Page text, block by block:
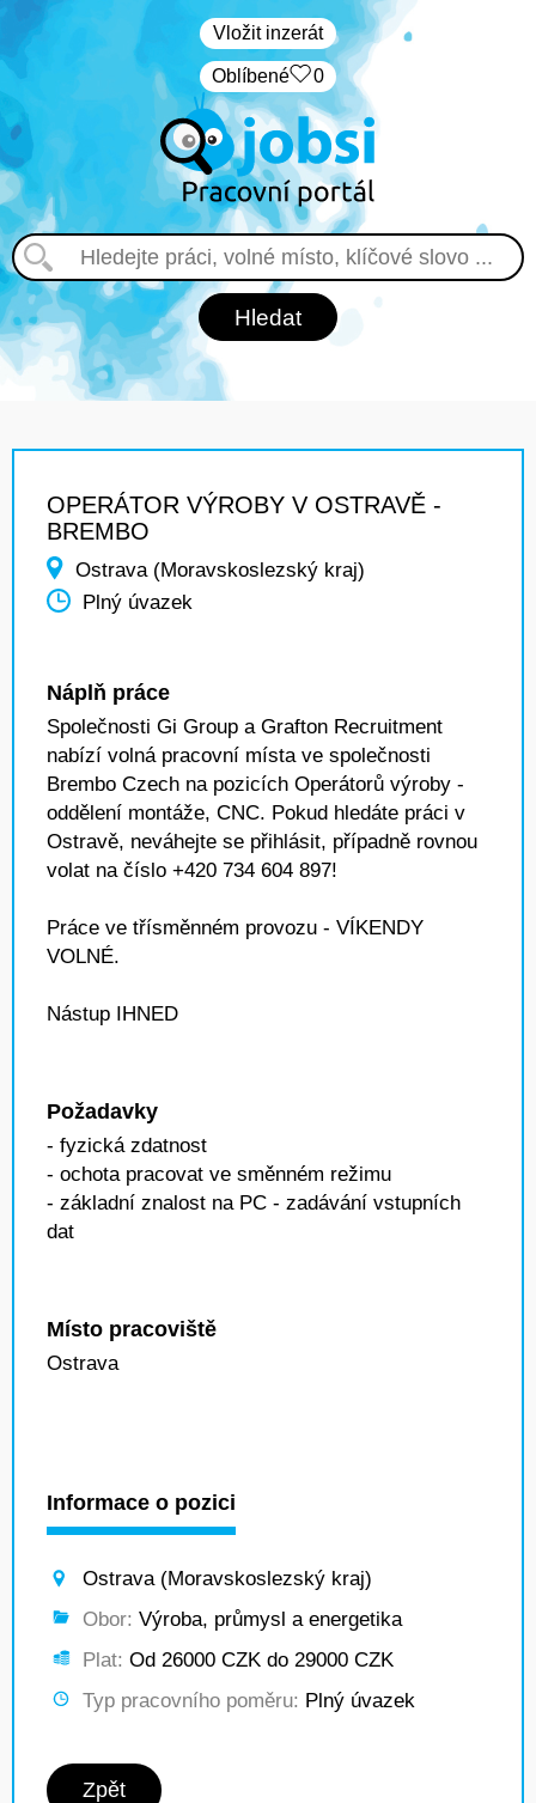
Vložit inzerát
Oblíbené 0
OPERÁTOR VÝROBY V OSTRAVĚ -
BREMBO
Ostrava (Moravskoslezský kraj)
Plný úvazek
Náplň práce
Společnosti Gi Group a Grafton Recruitment
nabízí volná pracovní místa ve společnosti
Brembo Czech na pozicích Operátorů výroby -
oddělení montáže, CNC. Pokud hledáte práci v
Ostravě, neváhejte se přihlásit, případně rovnou
volat na číslo +420 734 604 897!
Práce ve třísměnném provozu - VÍKENDY
VOLNÉ.
Nástup IHNED
Požadavky
- fyzická zdatnost
- ochota pracovat ve směnném režimu
- základní znalost na PC - zadávání vstupních
dat
Místo pracoviště
Ostrava
Informace o pozici
Ostrava (Moravskoslezský kraj)
Obor: Výroba, průmysl a energetika
Plat: Od 26000 CZK do 29000 CZK
Typ pracovního poměru: Plný úvazek
Zpět